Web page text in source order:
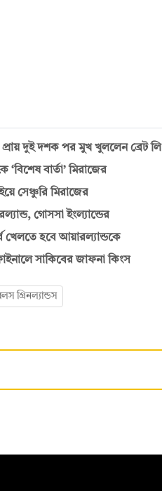
প্রায় দুই দশক পর মুখ খুললেন ব্রেট লি
‘বিশেষ বার্তা’ মিরাজের
সেঞ্চুরি মিরাজের
গোসসা ইংল্যান্ডের
খেলতে হবে আয়ারল্যান্ডকে
সাকিবের জাফনা কিংস
গ্রিনল্যান্ডস